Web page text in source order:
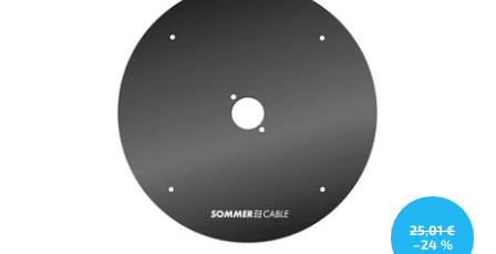
25,01 €
–24 %